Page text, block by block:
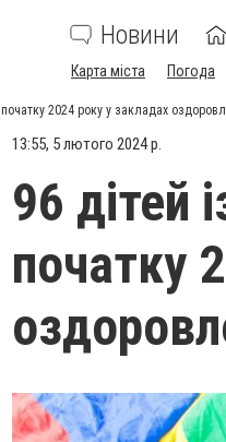
Новини
Карта міста Погода
2024 року у закладах
13:55, 5 лютого 2024 р.
96 дітей
початку